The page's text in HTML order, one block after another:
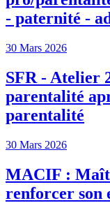
- paternité -
30 Mars 2026
SFR - Atelier
parentalité
parentalité
30 Mars 2026
MACIF :
renforcer son